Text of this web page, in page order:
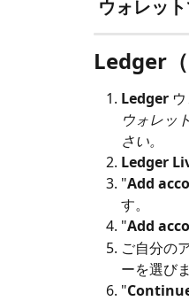
ウォレッ
Ledger
Ledger
ウォレッ
さい。
Ledger
"Add
す。
"Add
ご自分の
ーを選びま
"